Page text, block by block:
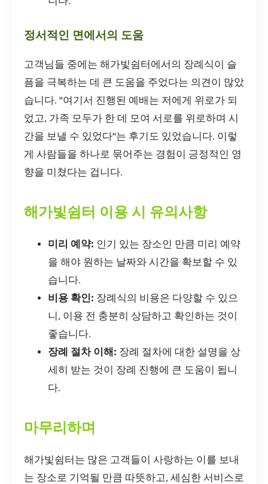
정서적인 면에서의 도움
고객님들 중에는 해가빛쉼터에서의 장례식이 슬
픔을 극복하는 데 큰 도움을 주었다는 의견이 많았
습니다. "여기서 진행된 예배는 저에게 위로가 되
었고, 가족 모두가 한 데 모여 서로를 위로하며 시
간을 보낼 수 있었다"는 후기도 있었습니다. 이렇
게 사람들을 하나로 묶어주는 경험이 긍정적인 영
향을 미쳤다는 겁니다.
해가빛쉼터 이용 시 유의사항
미리 예약: 인기 있는 장소인 만큼 미리 예약
을 해야 원하는 날짜와 시간을 확보할 수 있
습니다.
비용 확인: 장례식의 비용은 다양할 수 있으
니, 이용 전 충분히 상담하고 확인하는 것이
좋습니다.
장례 절차 이해: 장례 절차에 대한 설명을 상
세히 받는 것이 장례 진행에 큰 도움이 됩니
다.
마무리하며
해가빛쉼터는 많은 고객들이 사랑하는 이를 보내
는 장소로 기억될 만큼 따뜻하고, 세심한 서비스로